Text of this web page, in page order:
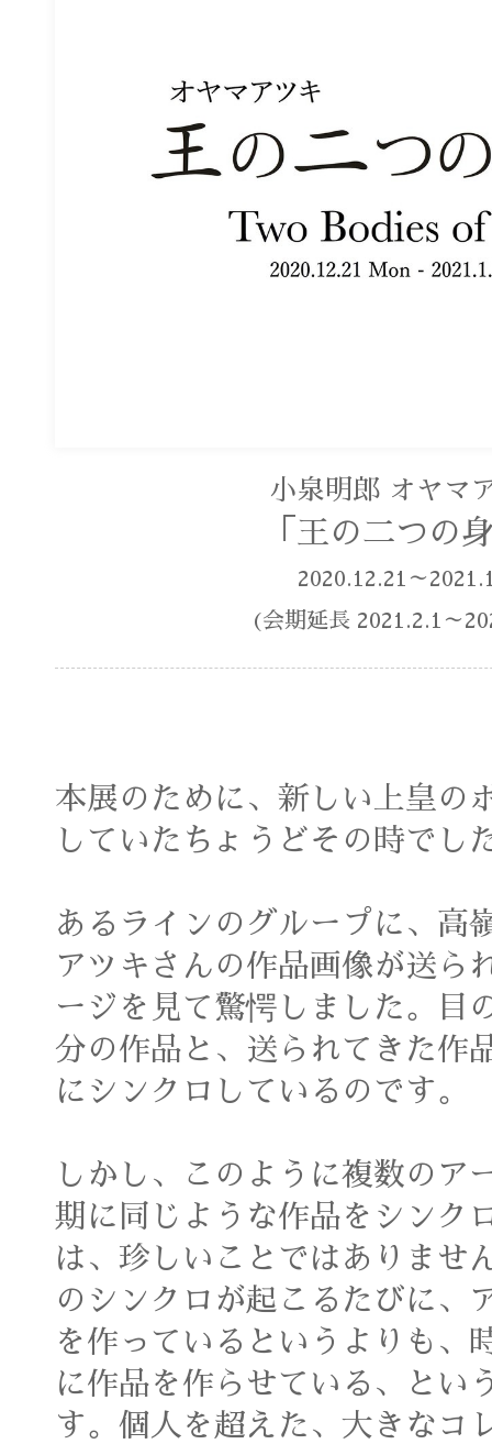
小泉明郎 オヤマ
「王の二つの
2020.12.21～
(会期延長 2021.2.1～
本展のために、新しい上皇の
していたちょうどその時でし
あるラインのグループに、高
アツキさんの作品画像が送ら
ージを見て驚愕しました。目
分の作品と、送られてきた作
にシンクロしているのです。
しかし、このように複数のア
期に同じような作品をシンク
は、珍しいことではありませ
のシンクロが起こるたびに、
を作っているというよりも、
に作品を作らせている、とい
す。個人を超えた、大きなコ